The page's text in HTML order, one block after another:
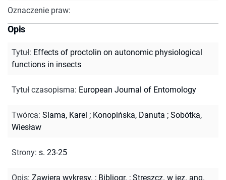
Oznaczenie praw:
Opis
Tytuł: Effects of proctolin on autonomic physiological
functions in insects
Tytuł czasopisma: European Journal of Entomology
Twórca: Slama, Karel ; Konopińska, Danuta ; Sobótka,
Wiesław
Strony: s. 23-25
Opis: Zawiera wykresy. ; Bibliogr. ; Streszcz. w jęz. ang.